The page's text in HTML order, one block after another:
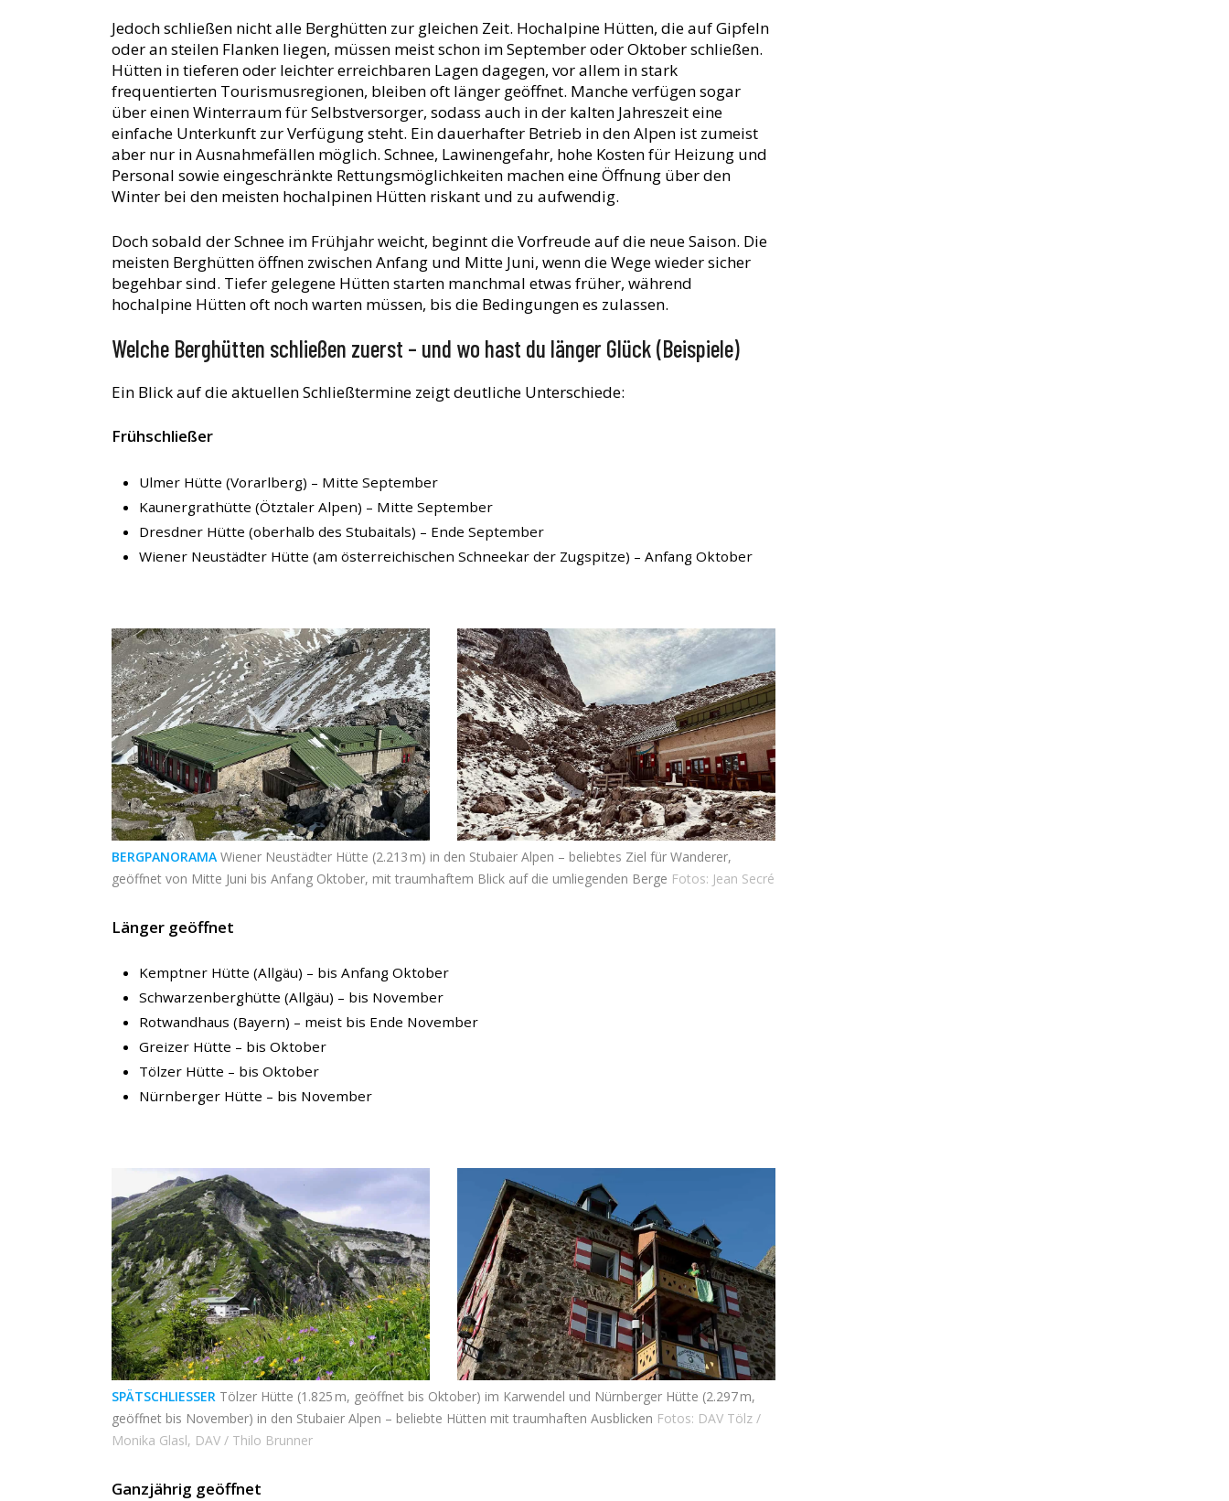
Jedoch schließen nicht alle Berghütten zur gleichen Zeit. Hochalpine Hütten, die auf Gipfeln
oder an steilen Flanken liegen, müssen meist schon im September oder Oktober schließen.
Hütten in tieferen oder leichter erreichbaren Lagen dagegen, vor allem in stark
frequentierten Tourismusregionen, bleiben oft länger geöffnet. Manche verfügen sogar
über einen Winterraum für Selbstversorger, sodass auch in der kalten Jahreszeit eine
einfache Unterkunft zur Verfügung steht. Ein dauerhafter Betrieb in den Alpen ist zumeist
aber nur in Ausnahmefällen möglich. Schnee, Lawinengefahr, hohe Kosten für Heizung und
Personal sowie eingeschränkte Rettungsmöglichkeiten machen eine Öffnung über den
Winter bei den meisten hochalpinen Hütten riskant und zu aufwendig.
Doch sobald der Schnee im Frühjahr weicht, beginnt die Vorfreude auf die neue Saison. Die
meisten Berghütten öffnen zwischen Anfang und Mitte Juni, wenn die Wege wieder sicher
begehbar sind. Tiefer gelegene Hütten starten manchmal etwas früher, während
hochalpine Hütten oft noch warten müssen, bis die Bedingungen es zulassen.
Welche Berghütten schließen zuerst – und wo hast du länger Glück (Beispiele)
Ein Blick auf die aktuellen Schließtermine zeigt deutliche Unterschiede:
Frühschließer
Ulmer Hütte (Vorarlberg) – Mitte September
Kaunergrathütte (Ötztaler Alpen) – Mitte September
Dresdner Hütte (oberhalb des Stubaitals) – Ende September
Wiener Neustädter Hütte (am österreichischen Schneekar der Zugspitze) – Anfang Oktober
BERGPANORAMA Wiener Neustädter Hütte (2.213 m) in den Stubaier Alpen – beliebtes Ziel für Wanderer,
geöffnet von Mitte Juni bis Anfang Oktober, mit traumhaftem Blick auf die umliegenden Berge Fotos: Jean Secré
Länger geöffnet
Kemptner Hütte (Allgäu) – bis Anfang Oktober
Schwarzenberghütte (Allgäu) – bis November
Rotwandhaus (Bayern) – meist bis Ende November
Greizer Hütte – bis Oktober
Tölzer Hütte – bis Oktober
Nürnberger Hütte – bis November
SPÄTSCHLIESSER Tölzer Hütte (1.825 m, geöffnet bis Oktober) im Karwendel und Nürnberger Hütte (2.297 m,
geöffnet bis November) in den Stubaier Alpen – beliebte Hütten mit traumhaften Ausblicken Fotos: DAV Tölz /
Monika Glasl, DAV / Thilo Brunner
Ganzjährig geöffnet